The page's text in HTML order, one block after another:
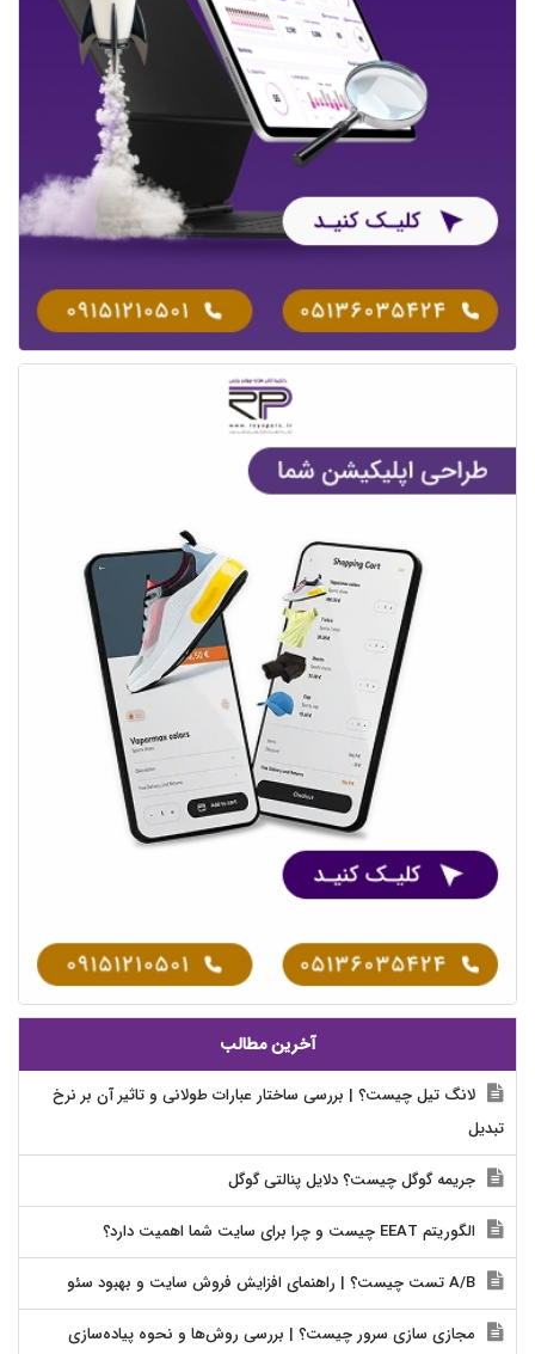
آخرین مطالب
لانگ تیل چیست؟ | بررسی ساختار عبارات طولانی و تاثیر آن بر نرخ
تبدیل
جریمه گوگل چیست؟ دلایل پنالتی گوگل
الگوریتم EEAT چیست و چرا برای سایت شما اهمیت دارد؟
مجازی سازی سرور چیست؟ | بررسی روش‌ها و نحوه پیاده‌سازی